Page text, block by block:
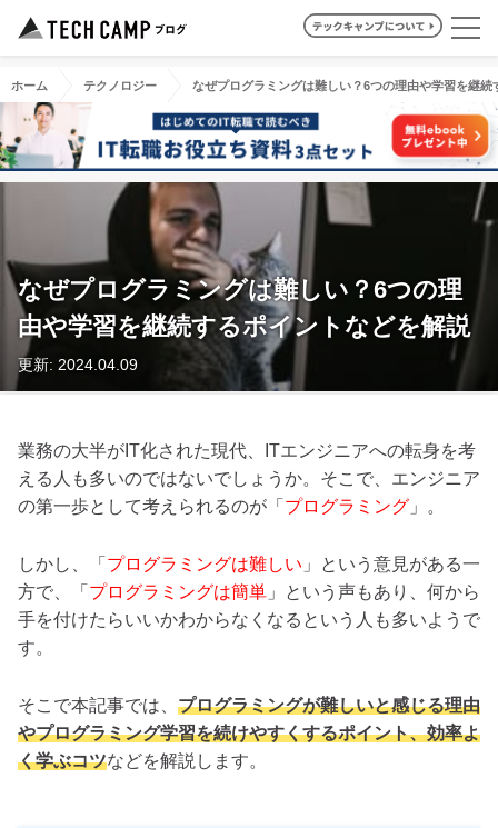
ホーム テクノロジー なぜプログラミングは難しい？6つの理由や学習を継続
なぜプログラミングは難しい？6つの理
由や学習を継続するポイントなどを解説
更新: 2024.04.09
業務の大半がIT化された現代、ITエンジニアへの転身を考
える人も多いのではないでしょうか。そこで、エンジニア
の第一歩として考えられるのが「 プログラミング 」。
しかし、「 プログラミングは難しい 」という意見がある一
方で、「 プログラミングは簡単 」という声もあり、何から
手を付けたらいいかわからなくなるという人も多いようで
す。
そこで本記事では、 プログラミングが難しいと感じる理由
やプログラミング学習を続けやすくするポイント、効率よ
く学ぶコツなどを解説します。